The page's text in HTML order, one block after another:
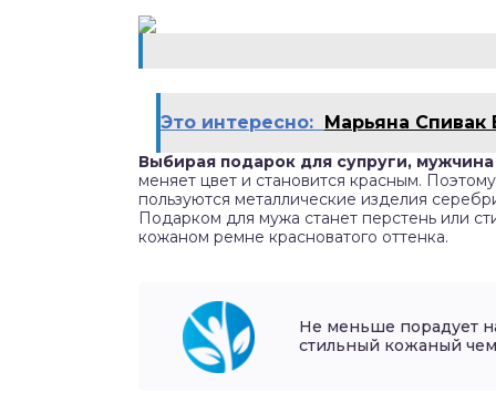
Это интересно: Марьяна
Выбирая подарок для супруги,
меняет цвет и становится красным.
пользуются металлические изделия
Подарком для мужа станет перстень или
кожаном ремне красноватого оттенка.
Не меньше порадует
стильный кожаный